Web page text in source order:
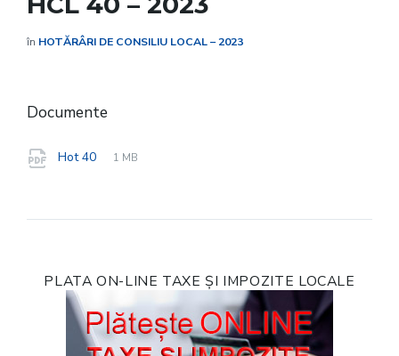
în HOTĂRÂRI DE CONSILIU LOCAL – 2023
Documente
Hot 40
File
pdf
File
1 MB
PLATA ON-LINE TAXE ȘI IMPOZITE LOCALE